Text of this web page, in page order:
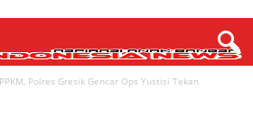
Polres Gresik Gencar Ops Yustisi Tekan